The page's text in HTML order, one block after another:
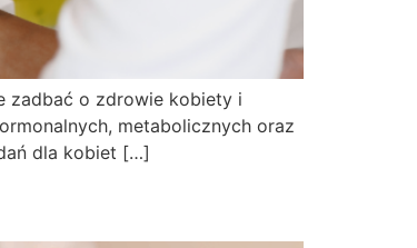
zadbać o zdrowie kobiety i
metabolicznych oraz
dla kobiet […]